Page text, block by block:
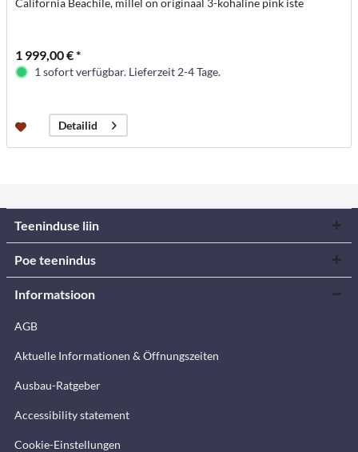
California Beachile, millel on originaal 3-kohaline pink iste
1 999,00 € *
1 sofort verfügbar. Lieferzeit 2-4 Tage.
Detailid
Teeninduse liin
Poe teenindus
Informatsioon
AGB
Aktuelle Informationen & Öffnungszeiten
Ausbau-Ratgeber
Accessibility statement
Cookie-Einstellungen